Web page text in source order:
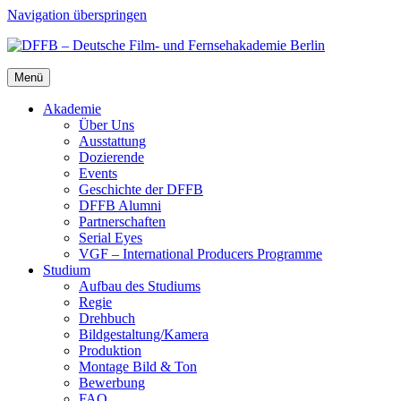
Navigation überspringen
Menü
Aka­de­mie
Über Uns
Aus­stat­tung
Dozie­ren­de
Events
Geschich­te der DFFB
DFFB Alum­ni
Part­ner­schaf­ten
Seri­al Eyes
VGF – Inter­na­tio­nal Pro­du­cers Pro­gram­me
Stu­di­um
Auf­bau des Stu­di­ums
Regie
Dreh­buch
Bildgestaltung/​​Kamera
Pro­duk­ti­on
Mon­ta­ge Bild & Ton
Bewer­bung